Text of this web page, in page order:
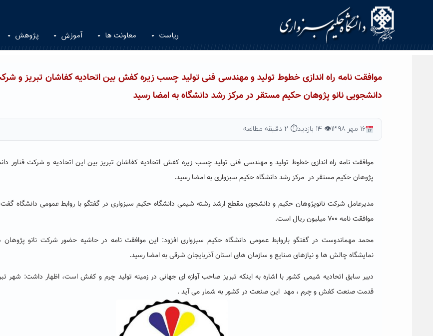
ریاست معاونت ها آموزش پژوهش
موافقت نامه راه اندازی خطوط تولید و مهندسی فنی تولید چسب زیره کفش بین اتحادیه کفاشان تبریز و
دانشجویی نانو پژوهان حکیم مستقر در مرکز رشد دانشگاه به امضا رسید
۱۶ مهر ۱۳۹۸ 👁 ۱۴ بازدید ⏱ ۲ دقیقه مطالعه
موافقت نامه راه اندازی خطوط تولید و مهندسی فنی تولید چسب زیره کفش اتحادیه کفاشان تبریز بین این اتحادیه و شرکت فناور
پژوهان حکیم مستقر در مرکز رشد دانشگاه حکیم سبزواری به امضا رسید.
مدیرعامل شرکت نانوپژوهان حکیم و دانشجوی مقطع ارشد رشته شیمی دانشگاه حکیم سبزواری در گفتگو با روابط عمومی دانشگاه
موافقت نامه ۷۰۰ میلیون ریال است.
محمد مهماندوست در گفتگو باروابط عمومی دانشگاه حکیم سبزواری افزود: این موافقت نامه در حاشیه حضور شرکت نانو
نمایشگاه چالش ها و نیازهای صنایع و سازمان های استان آذربایجان شرقی به امضا رسید.
دبیر سابق اتحادیه شیمی کشور با اشاره به اینکه تبریز صاحب آوازه ای جهانی در زمینه تولید چرم و کفش است، اظهار داشت: شهر
قدمت صنعت کفش و چرم ، مهد این صنعت در کشور به شمار می آید .